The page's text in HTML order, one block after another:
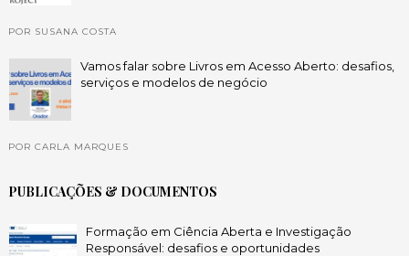
POR SUSANA COSTA
Vamos falar sobre Livros em Acesso Aberto: desafios,
serviços e modelos de negócio
POR CARLA MARQUES
PUBLICAÇÕES & DOCUMENTOS
Formação em Ciência Aberta e Investigação
Responsável: desafios e oportunidades